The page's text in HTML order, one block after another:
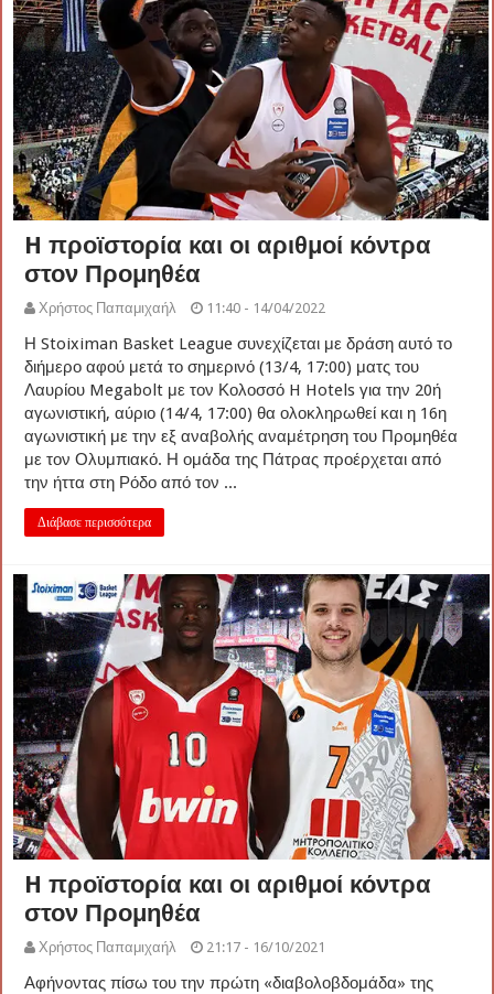
H προϊστορία και οι αριθμοί κόντρα
στον Προμηθέα
Χρήστος Παπαμιχαήλ 11:40 - 14/04/2022
Η Stoiximan Basket League συνεχίζεται με δράση αυτό το
διήμερο αφού μετά το σημερινό (13/4, 17:00) ματς του
Λαυρίου Megabolt με τον Κολοσσό H Hotels για την 20ή
αγωνιστική, αύριο (14/4, 17:00) θα ολοκληρωθεί και η 16η
αγωνιστική με την εξ αναβολής αναμέτρηση του Προμηθέα
με τον Ολυμπιακό. Η ομάδα της Πάτρας προέρχεται από
την ήττα στη Ρόδο από τον ...
Διάβασε περισσότερα
H προϊστορία και οι αριθμοί κόντρα
στον Προμηθέα
Χρήστος Παπαμιχαήλ 21:17 - 16/10/2021
Αφήνοντας πίσω του την πρώτη «διαβολοβδομάδα» της